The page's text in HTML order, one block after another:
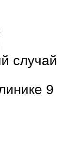
случай
9